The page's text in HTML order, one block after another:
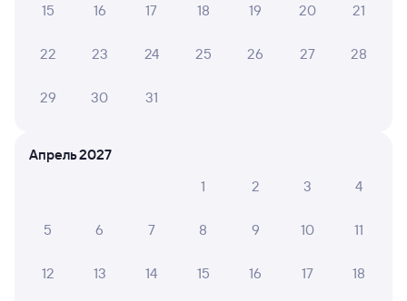
8,7
Отель
Крушинов Рог
Показать
ещё 2
Отзывы пассажиров Туту о поездах
15 16 17 18 19 20 21
22 23 24 25 26 27 28
29 30 31
Апрель 2027
1
2 3 4
5 6 7 8 9 10 11
12 13 14 15 16 17 18